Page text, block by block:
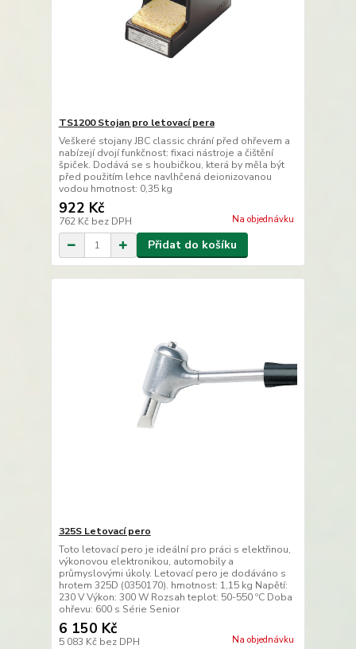
TS1200 Stojan pro letovací pera
Veškeré stojany JBC classic chrání před ohřevem a
nabízejí dvojí funkčnost: fixaci nástroje a čištění
špiček. Dodává se s houbičkou, která by měla být
před použitím lehce navlhčená deionizovanou
vodou hmotnost: 0,35 kg
922 Kč
762 Kč bez DPH Na objednávku
Přidat do košíku
325S Letovací pero
Toto letovací pero je ideální pro práci s elektřinou,
výkonovou elektronikou, automobily a
průmyslovými úkoly. Letovací pero je dodáváno s
hrotem 325D (0350170). hmotnost: 1,15 kg Napětí:
230 V Výkon: 300 W Rozsah teplot: 50-550 ºC Doba
ohřevu: 600 s Série Senior
6 150 Kč
5 083 Kč bez DPH Na objednávku